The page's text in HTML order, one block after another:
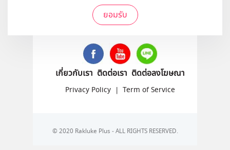
ยอมรับ
ติดตามเราได้ที่
เกี่ยวกับเรา ติดต่อเรา ติดต่อลงโฆษณา
Privacy Policy | Term of Service
© 2020 Rakluke Plus - ALL RIGHTS RESERVED.